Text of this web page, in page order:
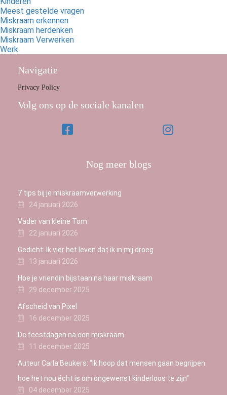
Meest gestelde vragen
Miskraam erkennen
Miskraam herdenken
Miskraam Verwerken
Werk
Navigatie
Privacy Policy
Volg ons op de sociale kanalen
Nog meer blogs
7 tips bij je miskraamverwerking
24 januari 2026
Vader van kleine Tom
22 januari 2026
Gedicht: Ik vier het leven dat ik in mij droeg
13 januari 2026
Hoe je vriendin bijstaan na haar miskraam
29 december 2025
Afscheid van Pixel
16 december 2025
De feestdagen na een miskraam
11 december 2025
Auteur Carla Beukers: “Ik hoop dat mensen gaan begrijpen
hoe het nou écht is om ongewenst kinderloos te zijn”
04 december 2025